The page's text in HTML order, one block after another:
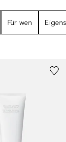
Für wen